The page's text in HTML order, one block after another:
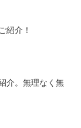
紹介！
介。無理なく無